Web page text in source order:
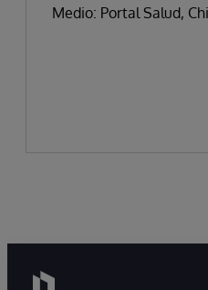
Medio: Portal Salud,